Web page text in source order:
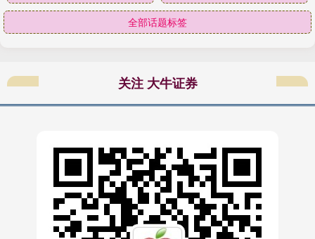
全部话题标签
关注 大牛证券